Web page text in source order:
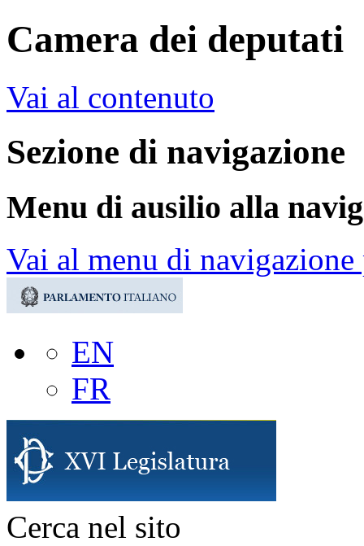
Camera dei deputati
Vai al contenuto
Sezione di navigazione
Menu di ausilio alla
Vai al menu di
EN
FR
Cerca nel sito